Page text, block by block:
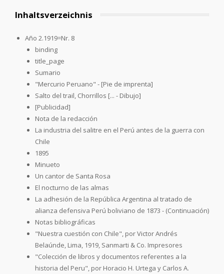
Inhaltsverzeichnis
Año 2.1919=Nr. 8
binding
title_page
Sumario
"Mercurio Peruano" - [Pie de imprenta]
Salto del trail, Chorrillos [... - Dibujo]
[Publicidad]
Nota de la redacción
La industria del salitre en el Perú antes de la guerra con
Chile
1895
Minueto
Un cantor de Santa Rosa
El nocturno de las almas
La adhesión de la República Argentina al tratado de
alianza defensiva Perú boliviano de 1873 - (Continuación)
Notas bibliográficas
"Nuestra cuestión con Chile", por Victor Andrés
Belaúnde, Lima, 1919, Sanmarti & Co. Impresores
"Colección de libros y documentos referentes a la
historia del Peru", por Horacio H. Urtega y Carlos A.